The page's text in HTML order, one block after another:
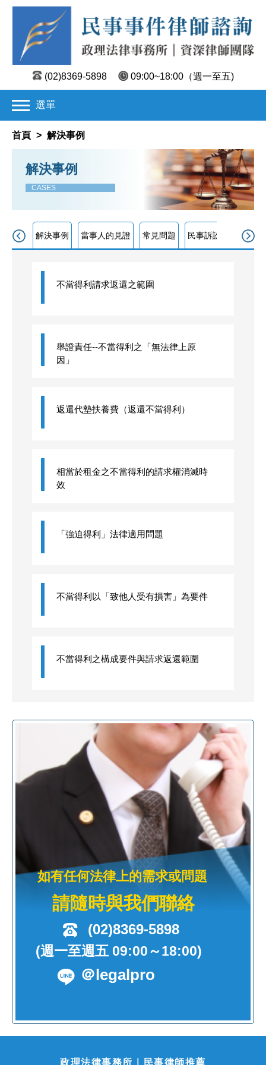
(02)8369-5898 09:00~18:00 （週一至五)
選單
首頁 > 解決事例
解決事例
CASES
解決事例 當事人的見證 常見問題 民事訴訟程序 買賣
不當得利請求返還之範圍
舉證責任--不當得利之「無法律上原
因」
返還代墊扶養費（返還不當得利）
相當於租金之不當得利的請求權消滅時
效
「強迫得利」法律適用問題
不當得利以「致他人受有損害」為要件
不當得利之構成要件與請求返還範圍
如有任何法律上的需求或問題
請隨時與我們聯絡
(02)8369-5898
(週一至週五 09:00～18:00)
＠legalpro
政理法律事務所｜民事律師推薦